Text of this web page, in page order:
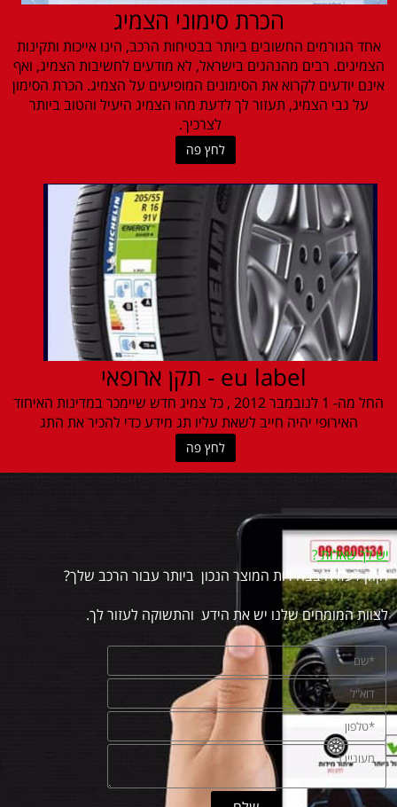
הכרת סימוני הצמיג
אחד הגורמים החשובים ביותר בבטיחות הרכב, הינו אייכות ותקינות
הצמיגים. רבים מהנהגים בישראל, לא מודעים לחשיבות הצמיג, ואף
אינם יודעים לקרוא את הסימונים המופיעים על הצמיג. הכרת הסימון
על גבי הצמיג, תעזור לך לדעת מהו הצמיג היעיל והטוב ביותר
לצרכיך.
לחץ פה
eu label - תקן ארופאי
החל מה- 1 לנובמבר 2012 , כל צמיג חדש שיימכר במדינות האיחוד
האירופי יהיה חייב לשאת עליו תג מידע כדי להכיר את התג
לחץ פה
יש לך שאלות?
זקוק לעזרה בבחירות המוצר הנכון ביותר עבור הרכב שלך?
לצוות המומחים שלנו יש את הידע והתשוקה לעזור לך.